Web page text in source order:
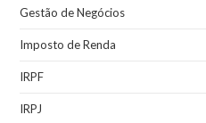
Gestão de Negócios
Imposto de Renda
IRPF
IRPJ